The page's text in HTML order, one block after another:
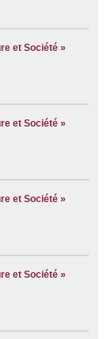
et Société »
et Société »
et Société »
et Société »